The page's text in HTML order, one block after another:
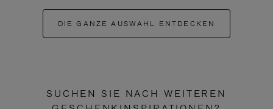
DIE GANZE AUSWAHL ENTDECKEN
SUCHEN SIE NACH WEITEREN